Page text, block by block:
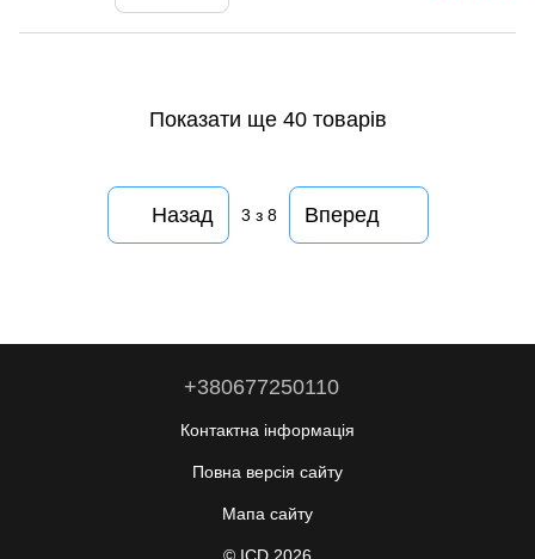
Показати ще 40 товарів
Назад 3 з 8 Вперед
+380677250110
Контактна інформація
Повна версія сайту
Мапа сайту
© ICD 2026